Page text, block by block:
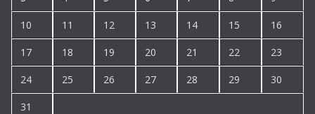
10 11 12 13 14 15 16
17 18 19 20 21 22 23
24 25 26 27 28 29 30
31